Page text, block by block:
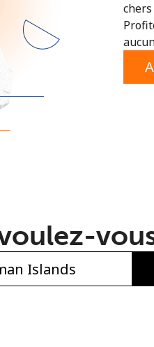
lettre majuscule et une